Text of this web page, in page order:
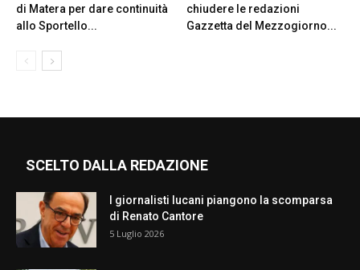
di Matera per dare continuità
allo Sportello...
chiudere le redazioni
Gazzetta del Mezzogiorno...
SCELTO DALLA REDAZIONE
I giornalisti lucani piangono la scomparsa
di Renato Cantore
5 Luglio 2026